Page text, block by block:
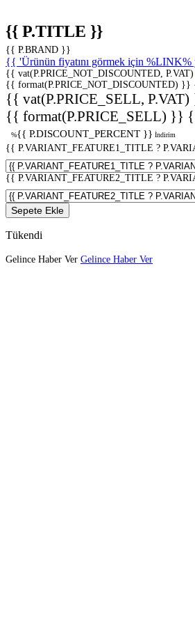
{{ P.TITLE }}
{{ P.BRAND }}
{{ 'Ürünün fiyatını görmek için
{{ vat(P.PRICE_NOT_DISCOUNTED,
{{ format(P.PRICE_NOT_DISCOUNTED) }}
{{ vat(P.PRICE_SELL,
{{ format(P.PRICE_SELL) }}
%{{ P.DISCOUNT_PERCENT }} İndirim
{{ P.VARIANT_FEATURE1_TITLE ?
{{ P.VARIANT_FEATURE2_TITLE ?
Sepete Ekle
Tükendi
Gelince Haber Ver Gelince Haber Ver